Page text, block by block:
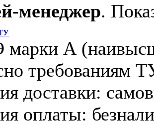
менеджер.
А
требованиям
доставки:
оплаты: